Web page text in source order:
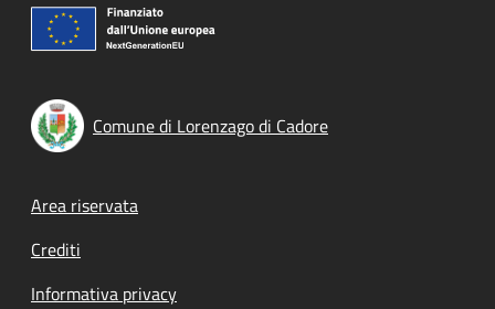
Comune di Lorenzago di Cadore
Footer menu
Area riservata
Crediti
Informativa privacy